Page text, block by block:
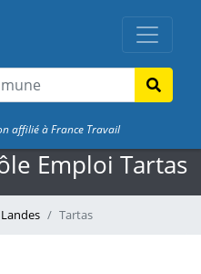
affilié à France Travail
Emploi Tartas
Landes Tartas